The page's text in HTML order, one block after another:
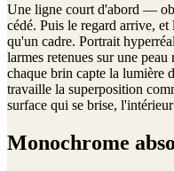
Une ligne court d'abord —
cédé. Puis le regard arrive,
qu'un cadre. Portrait
larmes retenues sur une
chaque brin capte la lumière
travaille la superposition
surface qui se brise,
Monochrome